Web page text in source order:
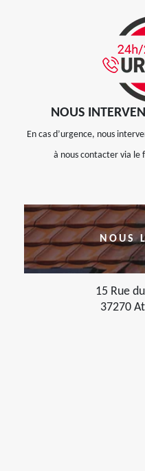
NOUS
En cas d’urgence, nous
à nous contacter via le
NOUS
15 Rue
37270